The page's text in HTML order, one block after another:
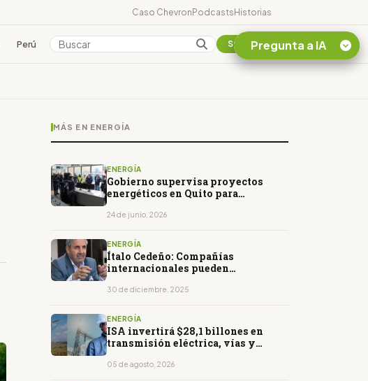
Caso ChevronPodcastsHistorias
Perú Colombia Suscribirse
MÁS EN ENERGÍA
ENERGÍA
Gobierno supervisa proyectos
energéticos en Quito para
24 de junio, 2026
ENERGÍA
Ítalo Cedeño: Compañías
internacionales pueden
30 de diciembre, 2025
ENERGÍA
ISA invertirá $28,1 billones en
transmisión eléctrica, vías y
05 de agosto, 2026
Pregunta a IA